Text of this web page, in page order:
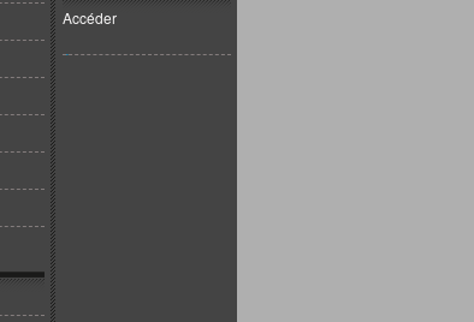
Accéder